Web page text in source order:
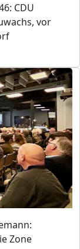
CDU
vor
Zone